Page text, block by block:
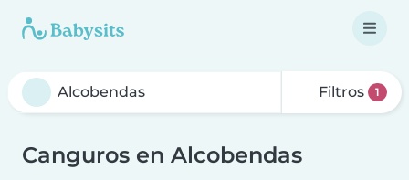
Filtros 1
Canguros en Alcobendas